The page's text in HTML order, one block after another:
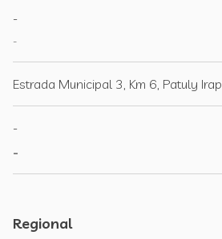
-
-
Estrada Municipal 3, Km 6, Patuly
-
-
Regional